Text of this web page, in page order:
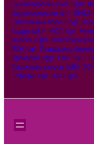
Бухгалтерский учёт (138)
Грузоперевозки (45) ЕНВД
Заполнение форм (109)
Кадры (287) МСП (62)
Налоги (238) Налоговый
ПСН (74) Поддержка
Проверки (135) СФР (141)
Страховые взносы (188) УСН
Штрафы (69) ЭДО (56)